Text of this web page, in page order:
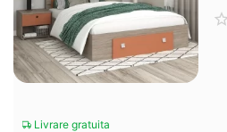
Livrare gratuita